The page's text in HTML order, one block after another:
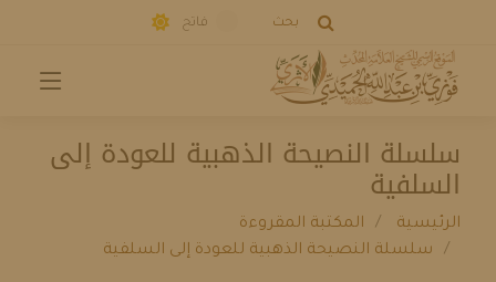
بحث فاتح
سلسلة النصيحة الذهبية للعودة إلى
السلفية
الرئيسية
المكتبة المقروءة
سلسلة النصيحة الذهبية للعودة إلى السلفية